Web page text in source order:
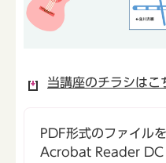
当講座のチラシはこ
PDF形式のファイル
Acrobat Reader